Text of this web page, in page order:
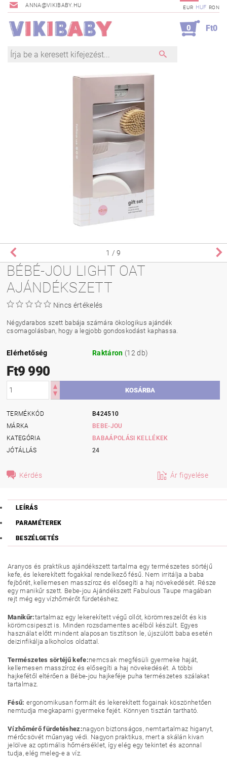
ANNA@VIKIBABY.HU EUR HUF RON
0 Ft0
1 / 9
BÉBÉ-JOU LIGHT OAT
AJÁNDÉKSZETT
Nincs értékelés
Négydarabos szett babája számára ökologikus ajándék
csomagolásban, hogy a legjobb gondoskodást kaphassa.
Elérhetőség Raktáron (12 db)
Ft9 990
TERMÉKKÓD
B424510
MÁRKA
BEBE-JOU
KATEGÓRIA
BABAÁPOLÁSI KELLÉKEK
JÓTÁLLÁS
24
Kérdés Ár figyelése
LEÍRÁS
PARAMÉTEREK
BESZÉLGETÉS
Aranyos és praktikus ajándékszett tartalma egy természetes sörtéjű
kefe, és lekerekített fogakkal rendelkező fésű. Nem irritálja a baba
fejbőrét, kellemesen masszíroz és elősegíti a haj növekedését. Része
egy manikűr szett. Bebe-jou Ajándékszett Fabulous Taupe magában
rejt még egy vízhőmérőt fürdetéshez.
Manikűr:tartalmaz egy lekerekített végű ollót, körömreszelőt és kis
körömcsipeszt is. Minden rozsdamentes acélból készült. Egyes
használat előtt mindent alaposan tisztítson le, újszülött baba esetén
deizinfikálja alkoholos oldattal.
Természetes sörtéjű kefe:nemcsak megfésüli gyermeke haját,
kellemesen masszíroz és elősegíti a haj növekedését. A többi
hajkefétől eltérően a Bébe-jou hajkeféje puha természetes szálakat
tartalmaz.
Fésű: ergonomikusan formált és lekerekített fogainak köszönhetően
nemtudja megkaparni gyermeke fejét. Könnyen tisztán tartható.
Vízhőmérő fürdetéshez:nagyon biztonságos, nemtartalmaz higanyt,
mérőcsövét műanyag védi. Nagyon praktikus, mert a skálán kivan
jelölve az optimális hőmérséklet, így elég egy tekintet és azonnal
tudja, elég meleg-e a víz.